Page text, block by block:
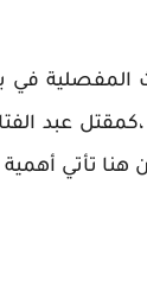
المفصلية في
فيه ،كمقتل
تأتي